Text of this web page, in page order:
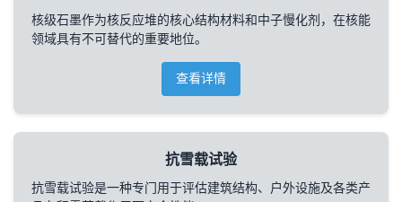
核级石墨作为核反应堆的核心结构材料和中子慢化剂，在核能
领域具有不可替代的重要地位。
查看详情
抗雪载试验
抗雪载试验是一种专门用于评估建筑结构、户外设施及各类产